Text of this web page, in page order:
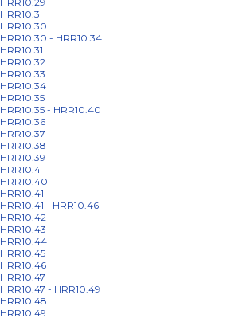
HRR10.3
HRR10.30
HRR10.30 - HRR10.34
HRR10.31
HRR10.32
HRR10.33
HRR10.34
HRR10.35
HRR10.35 - HRR10.40
HRR10.36
HRR10.37
HRR10.38
HRR10.39
HRR10.4
HRR10.40
HRR10.41
HRR10.41 - HRR10.46
HRR10.42
HRR10.43
HRR10.44
HRR10.45
HRR10.46
HRR10.47
HRR10.47 - HRR10.49
HRR10.48
HRR10.49